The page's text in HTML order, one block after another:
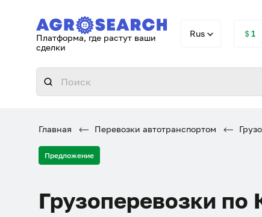
Платформа, где растут ваши
сделки
Rus ＄1
Главная Перевозки автотранспортом
Предложение
Грузоперевозки по